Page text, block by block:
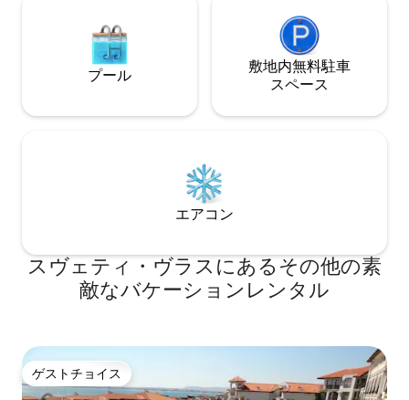
プール
敷地内無料駐⁠車
ス⁠ペ⁠ー⁠ス
エアコン
スヴェティ・ヴラスにあるその他の素
敵なバケーションレンタル
ゲストチョイス
ゲストチョイス